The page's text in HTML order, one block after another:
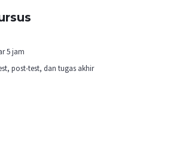
5 jam
post-test, dan tugas akhir